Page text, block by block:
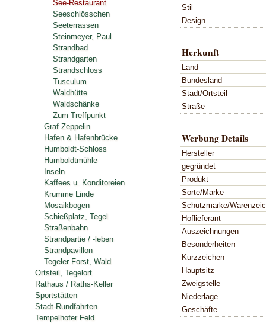
Stil
Design
Herkunft
Land
Bundesland
Stadt/Ortsteil
Straße
Werbung Details
Hersteller
gegründet
Produkt
Sorte/Marke
Schutzmarke/
Hoflieferant
Auszeichnungen
Besonderheiten
Kurzzeichen
Hauptsitz
Zweigstelle
Niederlage
Geschäfte
See-Restaurant
Seeschlösschen
Seeterrassen
Steinmeyer, Paul
Strandbad
Strandgarten
Strandschloss
Tusculum
Waldhütte
Waldschänke
Zum Treffpunkt
Graf Zeppelin
Hafen & Hafenbrücke
Humboldt-Schloss
Humboldtmühle
Inseln
Kaffees u. Konditoreien
Krumme Linde
Mosaikbogen
Schießplatz, Tegel
Straßenbahn
Strandpartie / -leben
Strandpavillon
Tegeler Forst, Wald
Ortsteil, Tegelort
Rathaus / Raths-Keller
Sportstätten
Stadt-Rundfahrten
Tempelhofer Feld